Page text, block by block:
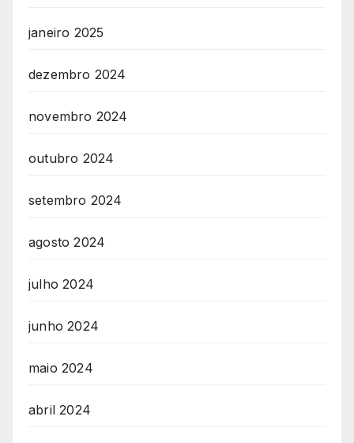
janeiro 2025
dezembro 2024
novembro 2024
outubro 2024
setembro 2024
agosto 2024
julho 2024
junho 2024
maio 2024
abril 2024